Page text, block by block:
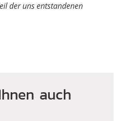
der uns entstandenen
auch